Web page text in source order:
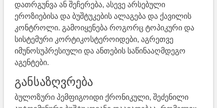
დათრგუნვა ან შეჩერება, ასევე არსებული
ეროზიებისა და ბუშტუკების ალაგება და ქავილის
კონტროლი. გამოიყენება როგორც ტოპიკური და
სისტემური კორტიკოსტეროიდები, აგრეთვე
იმუნოსუპრესიული და ანთების საწინააღმდეგო
აგენტები.
განსაზღვრება
ბულოზური პემფიგოიდი ქრონიკული, შეძენილი